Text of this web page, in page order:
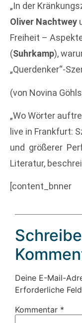
„In der
Oliver Nachtwey
Freiheit –
(Suhrkamp),
„Querdenker“-
(von Novina
„Wo Wörter
live in Frankfurt:
und größerer
Literatur,
[content_bnner
Deine E-Mail-
Erforderliche
Kommentar *